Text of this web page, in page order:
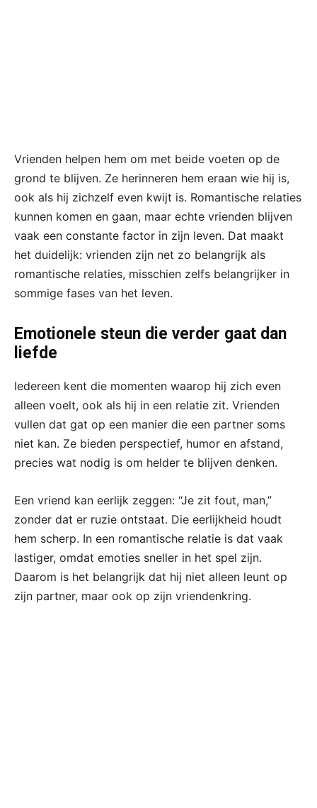
Vrienden helpen hem om met beide voeten op de
grond te blijven. Ze herinneren hem eraan wie hij is,
ook als hij zichzelf even kwijt is. Romantische relaties
kunnen komen en gaan, maar echte vrienden blijven
vaak een constante factor in zijn leven. Dat maakt
het duidelijk: vrienden zijn net zo belangrijk als
romantische relaties, misschien zelfs belangrijker in
sommige fases van het leven.
Emotionele steun die verder gaat dan
liefde
Iedereen kent die momenten waarop hij zich even
alleen voelt, ook als hij in een relatie zit. Vrienden
vullen dat gat op een manier die een partner soms
niet kan. Ze bieden perspectief, humor en afstand,
precies wat nodig is om helder te blijven denken.
Een vriend kan eerlijk zeggen: “Je zit fout, man,”
zonder dat er ruzie ontstaat. Die eerlijkheid houdt
hem scherp. In een romantische relatie is dat vaak
lastiger, omdat emoties sneller in het spel zijn.
Daarom is het belangrijk dat hij niet alleen leunt op
zijn partner, maar ook op zijn vriendenkring.